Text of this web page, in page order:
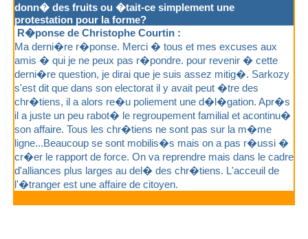
donn� des fruits ou �tait-ce simplement une
protestation pour la forme?
R�ponse de Christophe Courtin :
Ma derni�re r�ponse. Merci � tous et mes excuses aux
amis � qui je ne peux pas r�pondre. pour revenir � cette
derni�re question, je dirai que je suis assez mitig�. Sarkozy
s'est dit que dans son electorat il y avait peut �tre des
chr�tiens, il a alors re�u poliement une d�l�gation. Apr�s
il a juste un peu rabot� le regroupement familial et acontinu�
son affaire. Tous les chr�tiens ne sont pas sur la m�me
ligne...Beaucoup se sont mobilis�s mais on a pas r�ussi �
cr�er le rapport de force. On va reprendre mais dans le cadre
d'alliances plus larges au del� des chr�tiens. L'acceuil de
l'�tranger est une affaire de citoyen.